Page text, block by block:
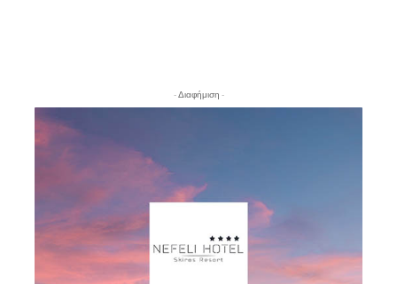
- Διαφήμιση -